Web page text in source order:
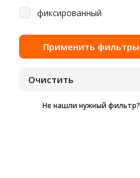
фиксированный
Не нашли нужный фильтр?